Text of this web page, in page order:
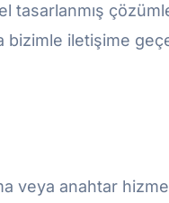
bizimle iletişime
veya anahtar